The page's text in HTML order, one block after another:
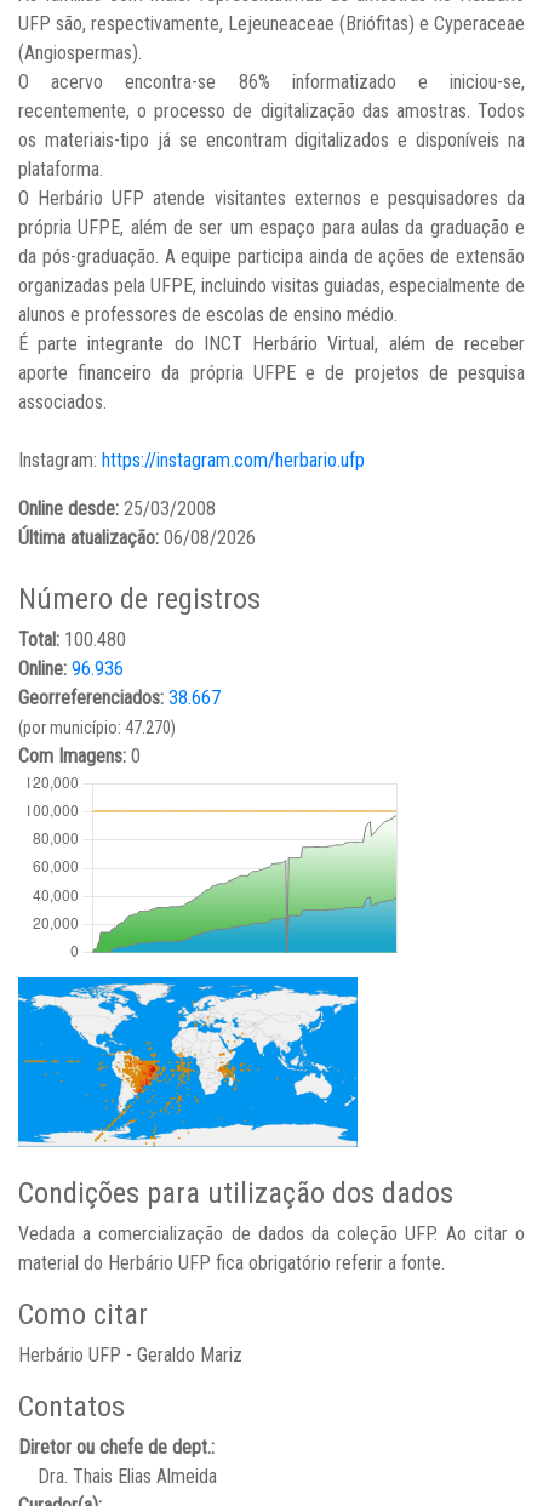
UFP são, respectivamente, Lejeuneaceae (Briófitas) e Cyperaceae
(Angiospermas).
O acervo encontra-se 86% informatizado e iniciou-se,
recentemente, o processo de digitalização das amostras. Todos
os materiais-tipo já se encontram digitalizados e disponíveis na
plataforma.
O Herbário UFP atende visitantes externos e pesquisadores da
própria UFPE, além de ser um espaço para aulas da graduação e
da pós-graduação. A equipe participa ainda de ações de extensão
organizadas pela UFPE, incluindo visitas guiadas, especialmente de
alunos e professores de escolas de ensino médio.
É parte integrante do INCT Herbário Virtual, além de receber
aporte financeiro da própria UFPE e de projetos de pesquisa
associados.
Instagram: https://instagram.com/herbario.ufp
Online desde: 25/03/2008
Última atualização: 06/08/2026
Número de registros
Total: 100.480
Online: 96.936
Georreferenciados: 38.667
(por município: 47.270)
Com Imagens: 0
Condições para utilização dos dados
Vedada a comercialização de dados da coleção UFP. Ao citar o
material do Herbário UFP fica obrigatório referir a fonte.
Como citar
Herbário UFP - Geraldo Mariz
Contatos
Diretor ou chefe de dept.:
Dra. Thais Elias Almeida